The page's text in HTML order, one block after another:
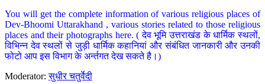
You will get the complete information of various religious places of
Dev-Bhoomi Uttarakhand , various stories related to those religious
places and their photographs here. ( देव भूमि उत्तराखंड के धार्मिक स्थलों,
विभिन्न देव स्थलों से जुड़ी धार्मिक कहानियां और संबंधित जानकारी और उनकी
फोटो आप इस विभाग के अर्न्तगत देख सकते है।)
Moderator:सुधीर चतुर्वेदी